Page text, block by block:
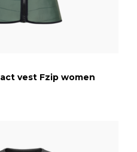
vest Fzip women